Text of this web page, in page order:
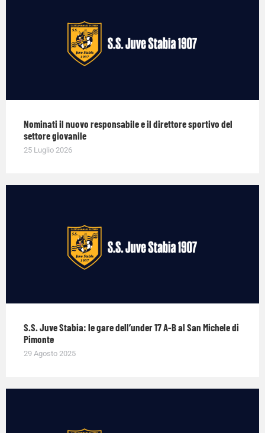
Nominati il nuovo responsabile e il direttore sportivo del
settore giovanile
25 Luglio 2026
S.S. Juve Stabia: le gare dell’under 17 A-B al San Michele di
Pimonte
29 Agosto 2025